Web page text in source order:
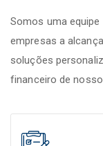
Somos uma
empresas a
soluções
financeiro de